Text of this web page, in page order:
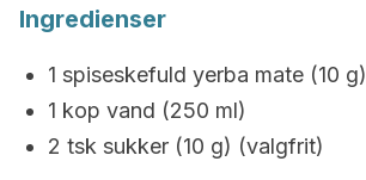
Ingredienser
1 spiseskefuld yerba mate (10 g)
1 kop vand (250 ml)
2 tsk sukker (10 g) (valgfrit)